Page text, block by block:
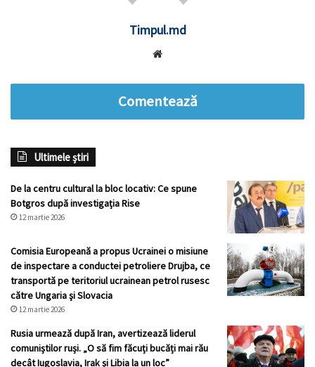
Timpul.md
Comentează
Ultimele știri
De la centru cultural la bloc locativ: Ce spune
Botgros după investigația Rise
12 martie 2026
Comisia Europeană a propus Ucrainei o misiune
de inspectare a conductei petroliere Drujba, ce
transportă pe teritoriul ucrainean petrol rusesc
către Ungaria şi Slovacia
12 martie 2026
Rusia urmează după Iran, avertizează liderul
comuniștilor ruși. „O să fim făcuți bucăți mai rău
decât Iugoslavia, Irak și Libia la un loc”